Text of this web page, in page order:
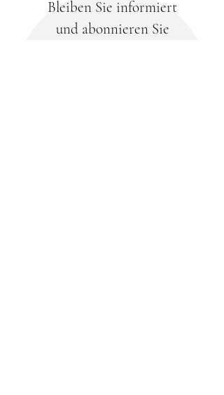
Bleiben Sie informiert
und abonnieren Sie